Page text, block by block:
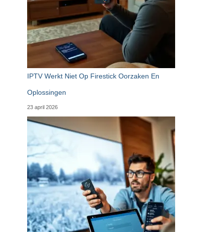
IPTV Werkt Niet Op Firestick Oorzaken En
Oplossingen
23 april 2026